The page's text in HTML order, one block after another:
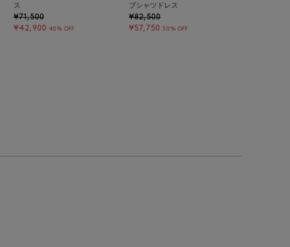
ス
¥71,500
¥42,900 40% OFF
ブシャツドレス
¥82,500
¥57,750 30% OFF